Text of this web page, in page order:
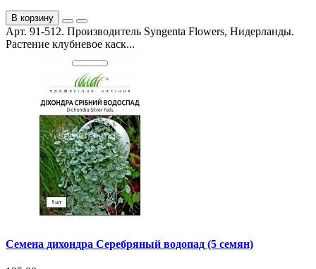
В корзину
Арт. 91-512. Производитель Syngenta Flowers, Нидерланды.
Растение клубневое каск...
Семена дихондра Серебряный водопад (5 семян)